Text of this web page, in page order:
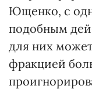
Ющенко, с
подобным
для них
фракцией